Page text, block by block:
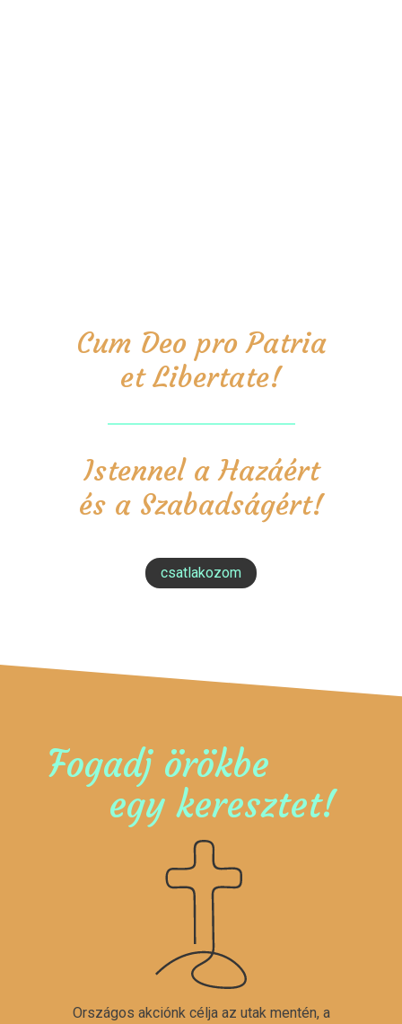
Cum Deo pro Patria
et Libertate!
Istennel a Hazáért
és a Szabadságért!
csatlakozom
Fogadj örökbe
egy keresztet!
Országos akciónk célja az utak mentén, a